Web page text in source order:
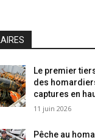
Le premier
des
captures en
11 juin 2026
Pêche au